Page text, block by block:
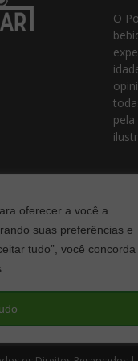
oferecer a você a
suas preferências e
tudo”, você concorda
O